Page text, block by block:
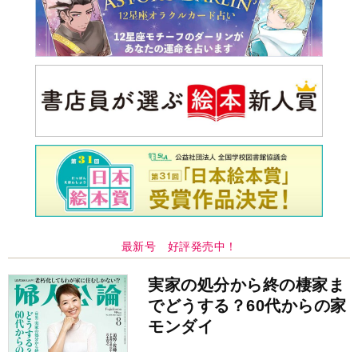
最新号 好評発売中！
実家の処分から終の棲家ま
でどうする？60代からの家
モンダイ